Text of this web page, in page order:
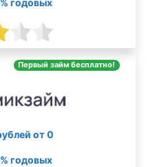
Первый займ бесплатно!
от 0
годовых